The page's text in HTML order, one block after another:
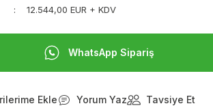
12.544,00 EUR + KDV
WhatsApp Sipariş
Yorum Yaz
Tavsiye Et